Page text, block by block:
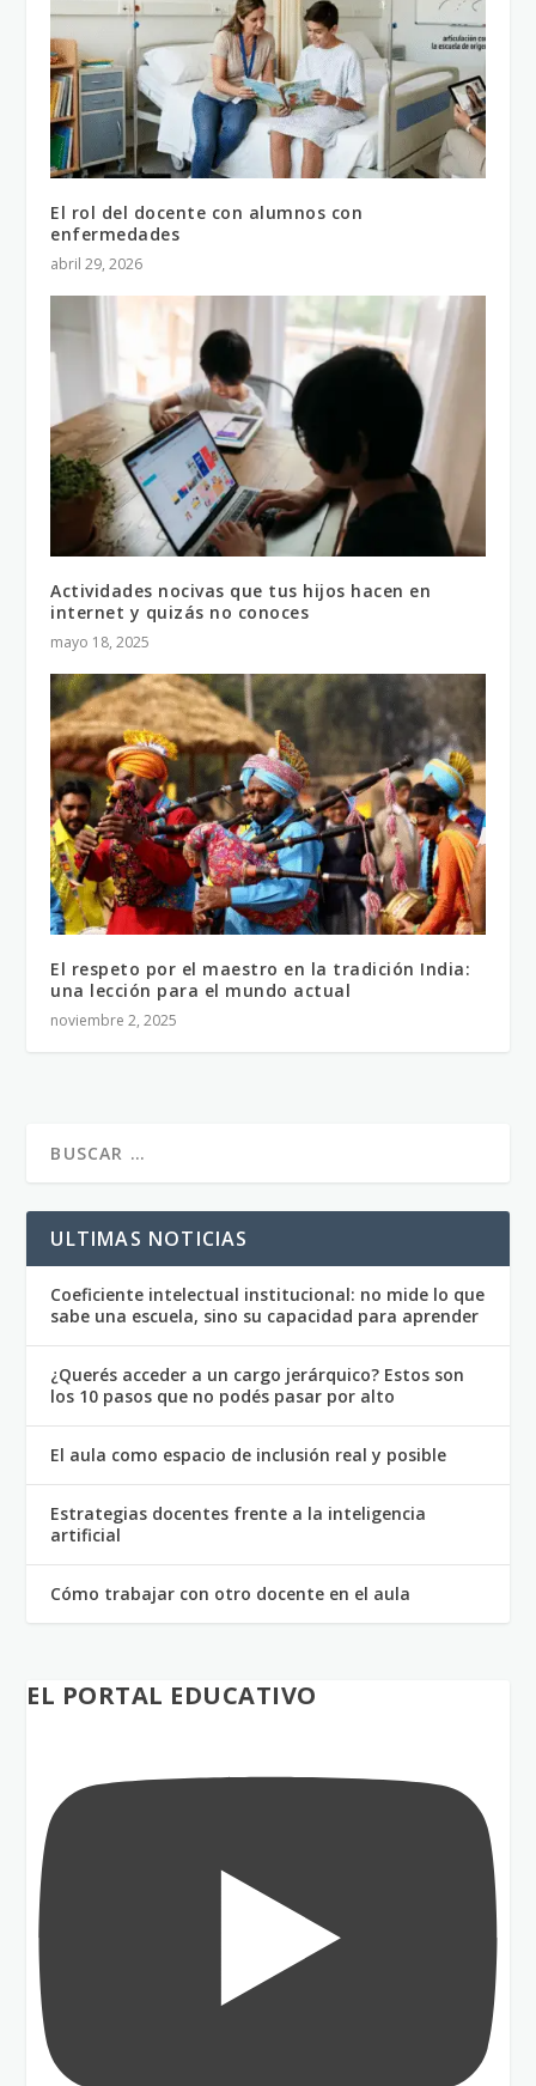
El rol del docente con alumnos con
enfermedades
abril 29, 2026
Actividades nocivas que tus hijos hacen en
internet y quizás no conoces
mayo 18, 2025
El respeto por el maestro en la tradición India:
una lección para el mundo actual
noviembre 2, 2025
ULTIMAS NOTICIAS
Coeficiente intelectual institucional: no mide lo que
sabe una escuela, sino su capacidad para aprender
¿Querés acceder a un cargo jerárquico? Estos son
los 10 pasos que no podés pasar por alto
El aula como espacio de inclusión real y posible
Estrategias docentes frente a la inteligencia
artificial
Cómo trabajar con otro docente en el aula
EL PORTAL EDUCATIVO